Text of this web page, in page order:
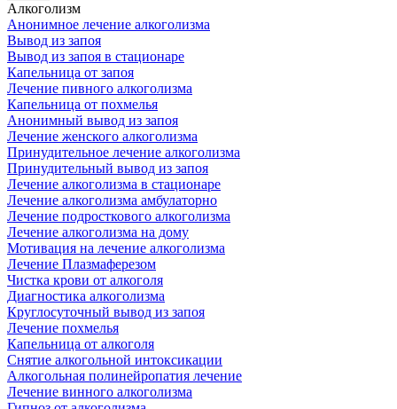
Алкоголизм
Анонимное лечение алкоголизма
Вывод из запоя
Вывод из запоя в стационаре
Капельница от запоя
Лечение пивного алкоголизма
Капельница от похмелья
Анонимный вывод из запоя
Лечение женского алкоголизма
Принудительное лечение алкоголизма
Принудительный вывод из запоя
Лечение алкоголизма в стационаре
Лечение алкоголизма амбулаторно
Лечение подросткового алкоголизма
Лечение алкоголизма на дому
Мотивация на лечение алкоголизма
Лечение Плазмаферезом
Чистка крови от алкоголя
Диагностика алкоголизма
Круглосуточный вывод из запоя
Лечение похмелья
Капельница от алкоголя
Снятие алкогольной интоксикации
Алкогольная полинейропатия лечение
Лечение винного алкоголизма